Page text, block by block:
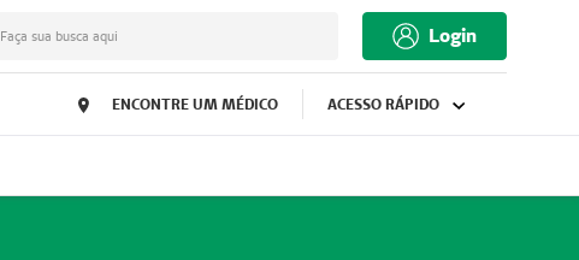
Faça sua busca aqui Login
ENCONTRE UM MÉDICO ACESSO RÁPIDO